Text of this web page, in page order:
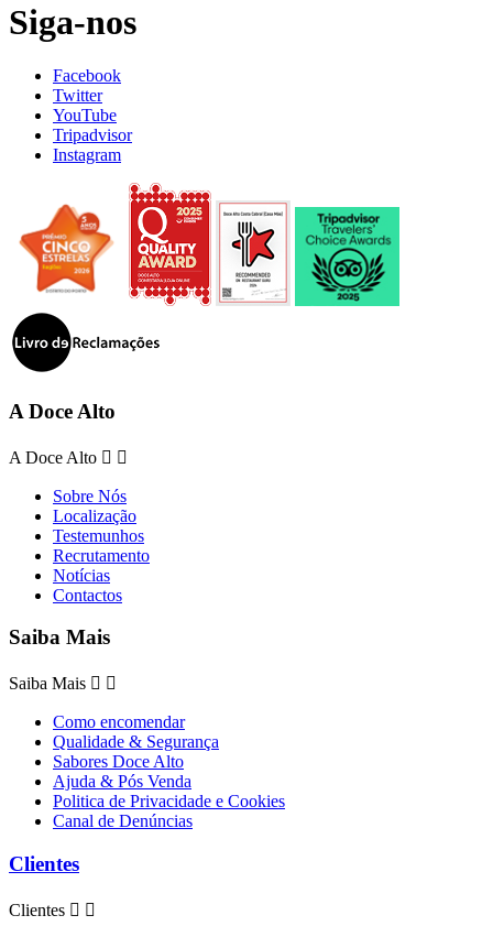
Siga-nos
Facebook
Twitter
YouTube
Tripadvisor
Instagram
A Doce Alto
A Doce Alto  
Sobre Nós
Localização
Testemunhos
Recrutamento
Notícias
Contactos
Saiba Mais
Saiba Mais  
Como encomendar
Qualidade & Segurança
Sabores Doce Alto
Ajuda & Pós Venda
Politica de Privacidade e Cookies
Canal de Denúncias
Clientes
Clientes  